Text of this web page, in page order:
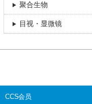
聚合生物
目视・显微镜
CCS会员